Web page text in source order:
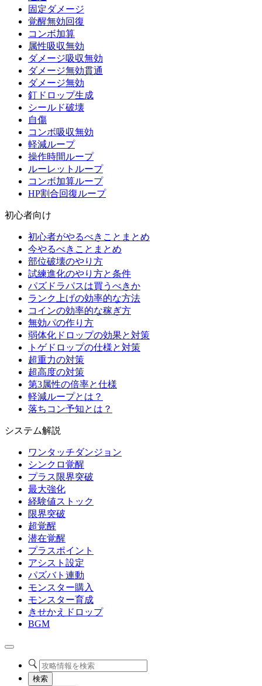
固定ダメージ
覚醒無効回復
コンボ加算
属性吸収無効
ダメージ吸収無効
ダメージ無効貫通
ダメージ無効
釘ドロップ生成
シールド破壊
自傷
コンボ吸収無効
軽減ループ
操作時間ループ
ルーレットループ
コンボ加算ループ
HP割合回復ループ
初心者向け
初心者がやるべきことまとめ
今やるべきことまとめ
部位破壊のやり方
試練進化のやり方と条件
パズドラパスは買うべきか
ランク上げの効率的な方法
コインの効率的な稼ぎ方
無効パの作り方
弱体化ドロップの効果と対策
トゲドロップの仕様と対策
超重力の対策
超高度の対策
第3属性の倍率と仕様
軽減ループとは？
落ちコン予知とは？
システム解説
ワンタッチダンジョン
シンクロ覚醒
プラス限界突破
最大強化
経験値ストック
限界突破
超覚醒
潜在覚醒
プラスポイント
アシスト設定
パズバト連動
モンスター購入
モンスター育成
きせかえドロップ
BGM
検索